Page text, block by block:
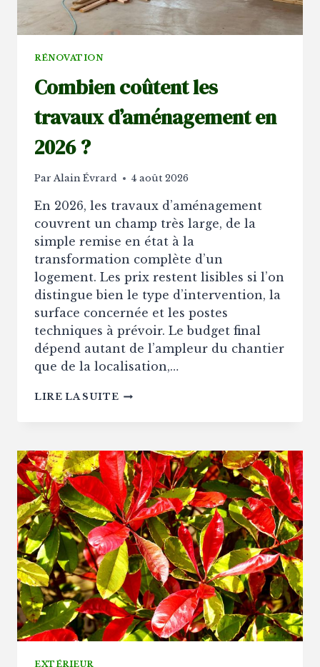
RÉNOVATION
Combien coûtent les
travaux d’aménagement en
2026 ?
Par Alain Évrard 4 août 2026
En 2026, les travaux d’aménagement
couvrent un champ très large, de la
simple remise en état à la
transformation complète d’un
logement. Les prix restent lisibles si l’on
distingue bien le type d’intervention, la
surface concernée et les postes
techniques à prévoir. Le budget final
dépend autant de l’ampleur du chantier
que de la localisation,…
LIRE LA SUITE COMBIEN
D’AMÉNAGEMENT
EN
2026
?
EXTÉRIEUR